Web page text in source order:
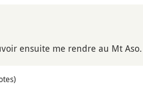
ensuite me rendre au Mt Aso.